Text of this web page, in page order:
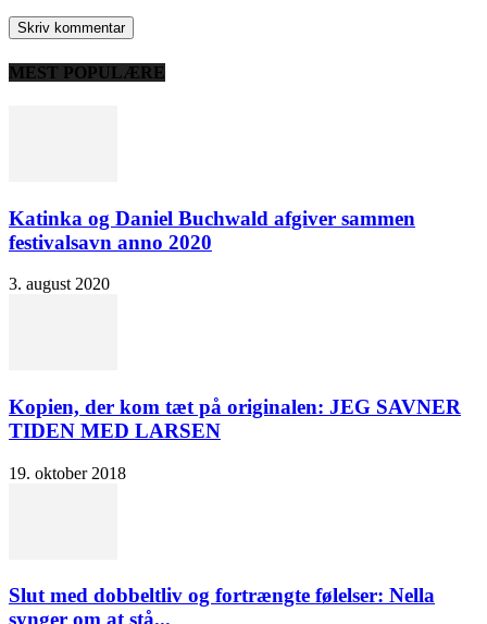
MEST POPULÆRE
Katinka og Daniel Buchwald afgiver sammen
festivalsavn anno 2020
3. august 2020
Kopien, der kom tæt på originalen: JEG SAVNER
TIDEN MED LARSEN
19. oktober 2018
Slut med dobbeltliv og fortrængte følelser: Nella